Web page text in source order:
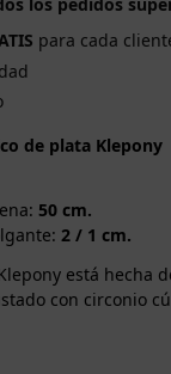
para cada
de plata Klepony
50 cm.
2 / 1 cm.
está hecha
con circonio